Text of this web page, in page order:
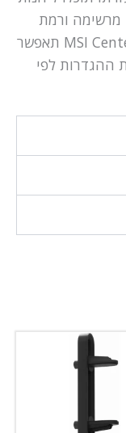
ורמת
פירוט גבוהה. אינטגרציה עם תוכנת MSI Center תאפשר
ההגדרות לפי